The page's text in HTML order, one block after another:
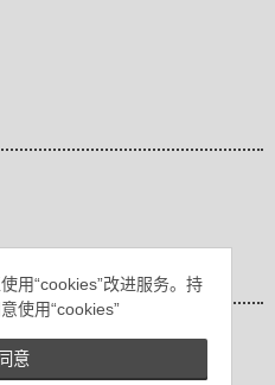
用“cookies”改进服务。持
使用“cookies”
意